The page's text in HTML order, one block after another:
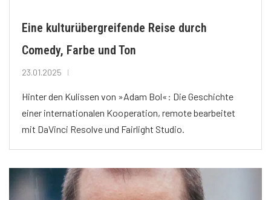
Eine kulturübergreifende Reise durch
Comedy, Farbe und Ton
23.01.2025
Hinter den Kulissen von »Adam Bol«: Die Geschichte
einer internationalen Kooperation, remote bearbeitet
mit DaVinci Resolve und Fairlight Studio.